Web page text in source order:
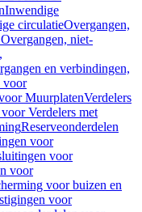
Inwendige
circulatieOvergangen,
niet-
en verbindingen,
voor
MuurplatenVerdelers
Verdelers met
Reserveonderdelen
voor
voor
voor
voor buizen en
voor